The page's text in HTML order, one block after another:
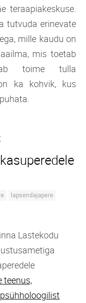
teraapiakeskuse.
tutvuda erinevate
mille kaudu on
mis toetab
toime tulla
ka kohvik, kus
lapsendajapere
Lastekodu
teenus,
sühholoogilist